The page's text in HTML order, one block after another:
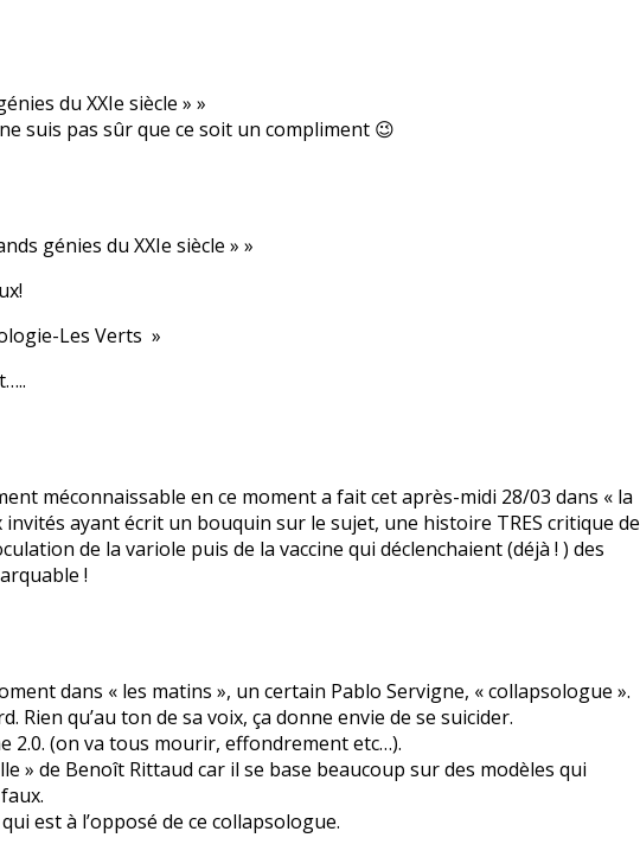
du XXIe siècle » »
suis pas sûr que ce soit un compliment 😉
génies du XXIe siècle » »
Les Verts »
méconnaissable en ce moment a fait cet après-midi 28/03 dans « la
ayant écrit un bouquin sur le sujet, une histoire TRES critique de
de la variole puis de la vaccine qui déclenchaient (déjà ! ) des
!
dans « les matins », un certain Pablo Servigne, « collapsologue ».
Rien qu’au ton de sa voix, ça donne envie de se suicider.
2.0. (on va tous mourir, effondrement etc…).
» de Benoît Rittaud car il se base beaucoup sur des modèles qui
est à l’opposé de ce collapsologue.